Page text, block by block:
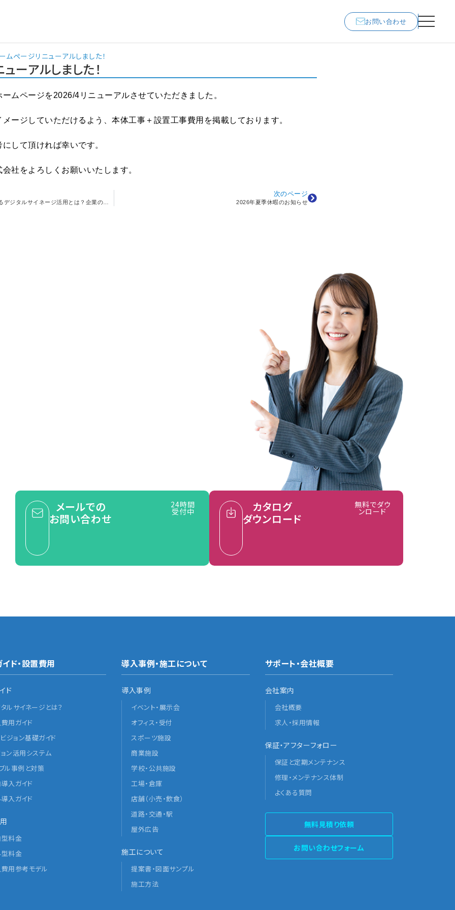
お問い合わせ
ムページリニューアルしました！
ーアルしました！
ムページを2026/4リニューアルさせていただきました。
ージしていただけるよう、本体工事＋設置工事費用を掲載しております。
して頂ければ幸いです。
社をよろしくお願いいたします。
次のページ
2026年夏季休暇のお知らせ
メールでの
お問い合わせ
24時間
受付中
カタログ
ダウンロード
無料でダウ
ンロード
ド・設置費用
ド
ルサイネージとは？
用ガイド
ジョン基礎ガイド
ン活用システム
ル事例と対策
入ガイド
入ガイド
料金
料金
用参考モデル
導入事例・施工について
導入事例
イベント・展示会
オフィス・受付
スポーツ施設
商業施設
学校・公共施設
工場・倉庫
店舗（小売・飲食）
道路・交通・駅
屋外広告
施工について
提案書・図面サンプル
施工方法
サポート・会社概要
会社案内
会社概要
求人・採用情報
保証・アフターフォロー
保証と定期メンテナンス
修理・メンテナンス体制
よくある質問
無料見積り依頼
お問い合わせフォーム